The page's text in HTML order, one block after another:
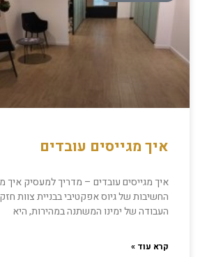
איך מגייסים עובדים
איך מגייסים עובדים – מדריך למעסיק איך
החשיבות של גיוס אפקטיבי בבניית צוות
העבודה של ימינו המשתנה במהירות, היא
קרא עוד »